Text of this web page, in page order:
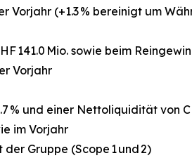
Vorjahr (+1.3 % bereinigt um
141.0 Mio. sowie beim
Vorjahr
und einer Nettoliquidität von
im Vorjahr
Gruppe (Scope 1 und 2)